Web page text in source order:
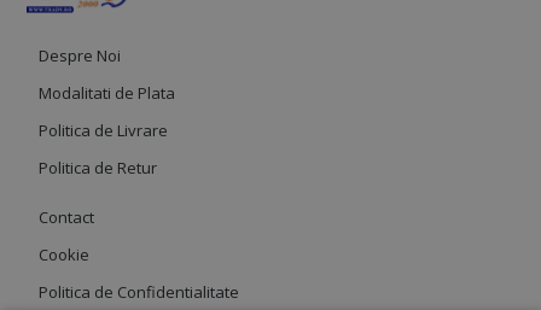
Despre Noi
Modalitati de Plata
Politica de Livrare
Politica de Retur
Contact
Cookie
Politica de Confidentialitate